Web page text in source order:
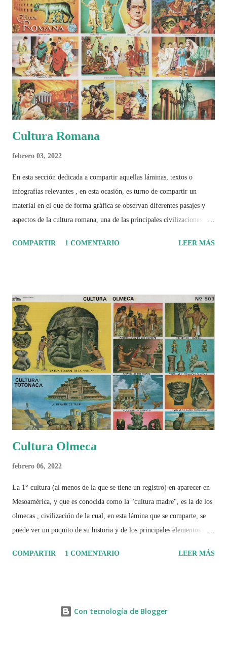
busca decir únicamente quién ganó o quién perdió. Busca responder si
este Mundial marcó un antes y un después en la forma de entender el
deporte, la identidad nacional, la globalización, la comercialización y
el papel del fútbol como reflejo de nuestras sociedades . Son 230
páginas de análisis, ilustraciones originales y ...
Cultura Romana
febrero 03, 2022
En esta sección dedicada a compartir aquellas láminas, textos o
infografías relevantes , en esta ocasión, es turno de compartir un
material en el que de forma gráfica se observan diferentes pasajes y
aspectos de la cultura romana, una de las principales civilizaciones que
COMPARTIR
1 COMENTARIO LEER MÁS
Cultura Olmeca
febrero 06, 2022
La 1° cultura (al menos de la que se tiene un registro) en aparecer en
Mesoamérica, y que es conocida como la "cultura madre", es la de los
olmecas , civilización de la cual, en esta lámina que se comparte, se
puede ver un poquito de su historia y de los principales elementos que
COMPARTIR
1 COMENTARIO LEER MÁS
Con tecnología de Blogger